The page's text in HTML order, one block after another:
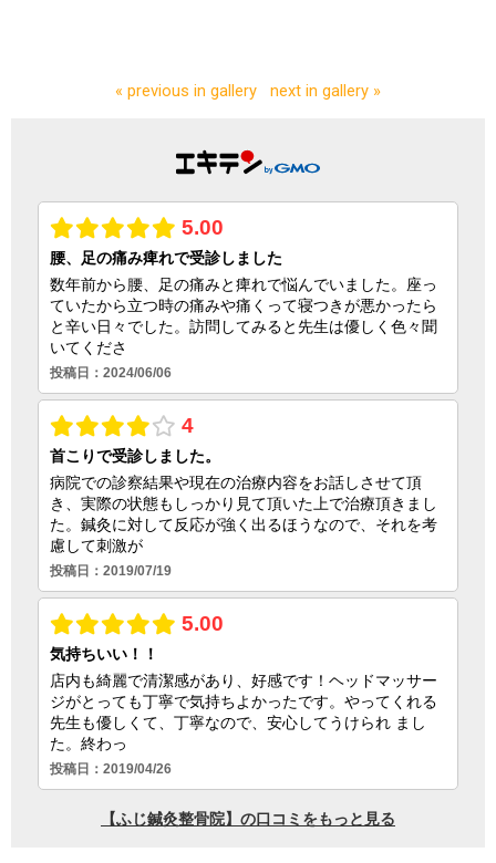
« previous in gallery next in gallery »